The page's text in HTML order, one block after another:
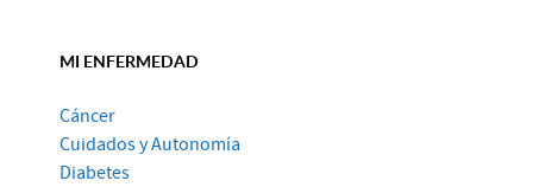
MI ENFERMEDAD
Cáncer
Cuidados y Autonomía
Diabetes